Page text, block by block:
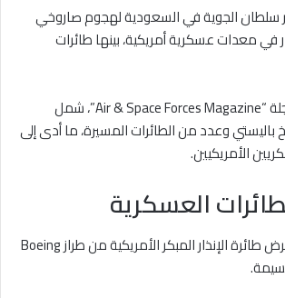
سلطان الجوية في السعودية لهجوم صاروخي
في معدات عسكرية أمريكية، بينها طائرات
ووفقًا لما أوردته مجلة “Air & Space Forces Magazine”، شمل
وعدد من الطائرات المسيرة، ما أدى إلى
الأمريكيين.
العسكرية
أسفر الهجوم عن تعرض طائرة الإنذار المبكر الأمريكية من طراز Boeing